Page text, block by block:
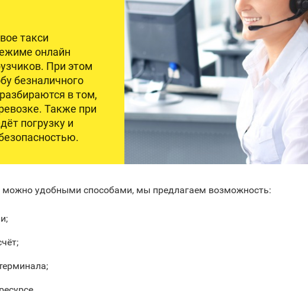
такси
онлайн
При этом
безналичного
в том,
Также при
погрузку и
можно удобными способами, мы предлагаем возможность: